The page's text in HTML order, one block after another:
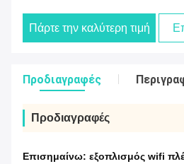
Πάρτε την καλύτερη τιμή
Προδιαγραφές
Προδιαγραφές
Επισημαίνω: εξοπλισμός wifi